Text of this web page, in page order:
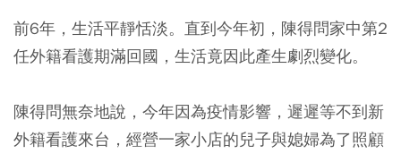
前6年，生活平靜恬淡。直到今年初，陳得問家中第2
任外籍看護期滿回國，生活竟因此產生劇烈變化。
陳得問無奈地說，今年因為疫情影響，遲遲等不到新
外籍看護來台，經營一家小店的兒子與媳婦為了照顧